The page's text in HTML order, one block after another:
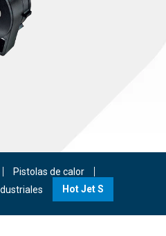
Pistolas de calor
Hot Jet S